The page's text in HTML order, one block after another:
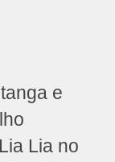
e
Lia no